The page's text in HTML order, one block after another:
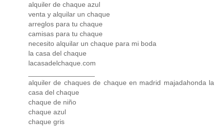
alquiler de chaque azul
venta y alquilar un chaque
arreglos para tu chaque
camisas para tu chaque
necesito alquilar un chaque para mi boda
la casa del chaque
lacasadelchaque.com
alquiler de chaques de chaque en madrid majadahonda la
casa del chaque
chaque de niño
chaque azul
chaque gris